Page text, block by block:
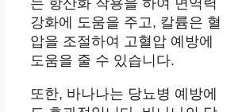
강화에 도움을 주고, 칼륨은 혈
압을 조절하여 고혈압 예방에
도움을 줄 수 있습니다.
또한, 바나나는 당뇨병 예방에